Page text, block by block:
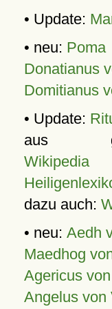
• Update:
• neu: Poma
Donatianus
Domitianus
• Update:
aus
Wikipedia
dazu auch:
• neu: Aedh
Maedhog
Agericus
Angelus von